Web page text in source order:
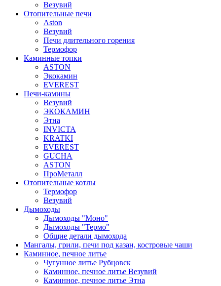
Везувий
Отопительные печи
Aston
Везувий
Печи длительного горения
Термофор
Каминные топки
ASTON
Экокамин
EVEREST
Печи-камины
Везувий
ЭКОКАМИН
Этна
INVICTA
KRATKI
EVEREST
GUCHA
ASTON
ПроМеталл
Отопительные котлы
Термофор
Везувий
Дымоходы
Дымоходы "Моно"
Дымоходы "Термо"
Общие детали дымохода
Мангалы, грили, печи под казан, костровые чаши
Каминное, печное литье
Чугунное литье Рубцовск
Каминное, печное литье Везувий
Каминное, печное литье Этна